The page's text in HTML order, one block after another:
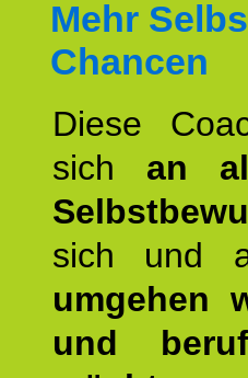
Mehr
Chancen
Diese
sich an
sich und
umgehen
und